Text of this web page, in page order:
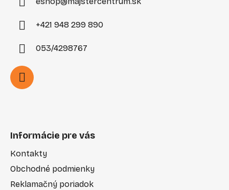
+421 948 299 890
053/4298767
Informácie pre vás
Kontakty
Obchodné podmienky
Reklamačný poriadok